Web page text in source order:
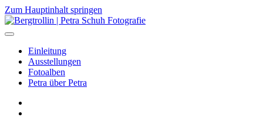
Zum Hauptinhalt springen
Einleitung
Ausstellungen
Fotoalben
Petra über Petra